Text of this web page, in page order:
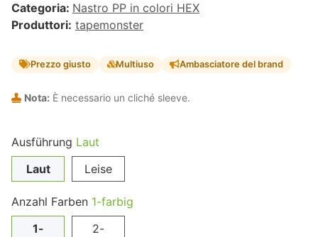
Categoria: Nastro PP in colori HEX
Produttori: tapemonster
Prezzo giusto Multiuso Ambasciatore del brand
Nota: È necessario un cliché sleeve.
Ausführung Laut
Laut
Leise
Anzahl Farben 1-farbig
1-
2-